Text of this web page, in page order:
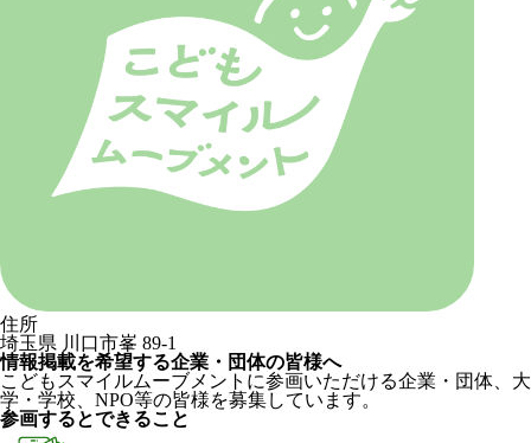
住所
埼玉県 川口市峯 89-1
情報掲載を希望する企業・団体の皆様へ
こどもスマイルムーブメントに参画いただける企業・団体、大
学・学校、NPO等の皆様を募集しています。
参画するとできること